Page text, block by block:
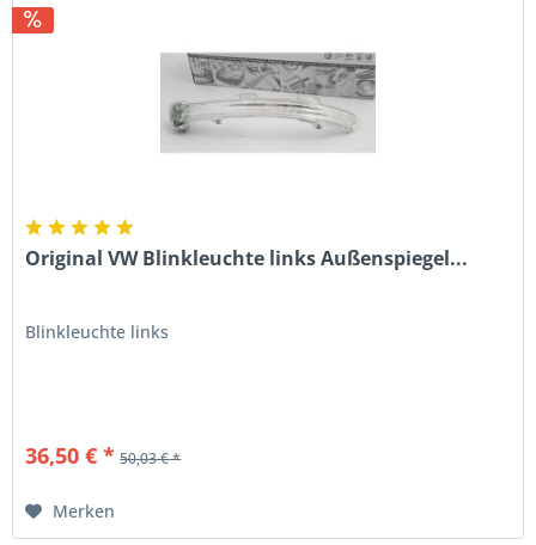
Original VW Blinkleuchte links Außenspiegel...
Blinkleuchte links
36,50 € * 50,03 € *
Merken